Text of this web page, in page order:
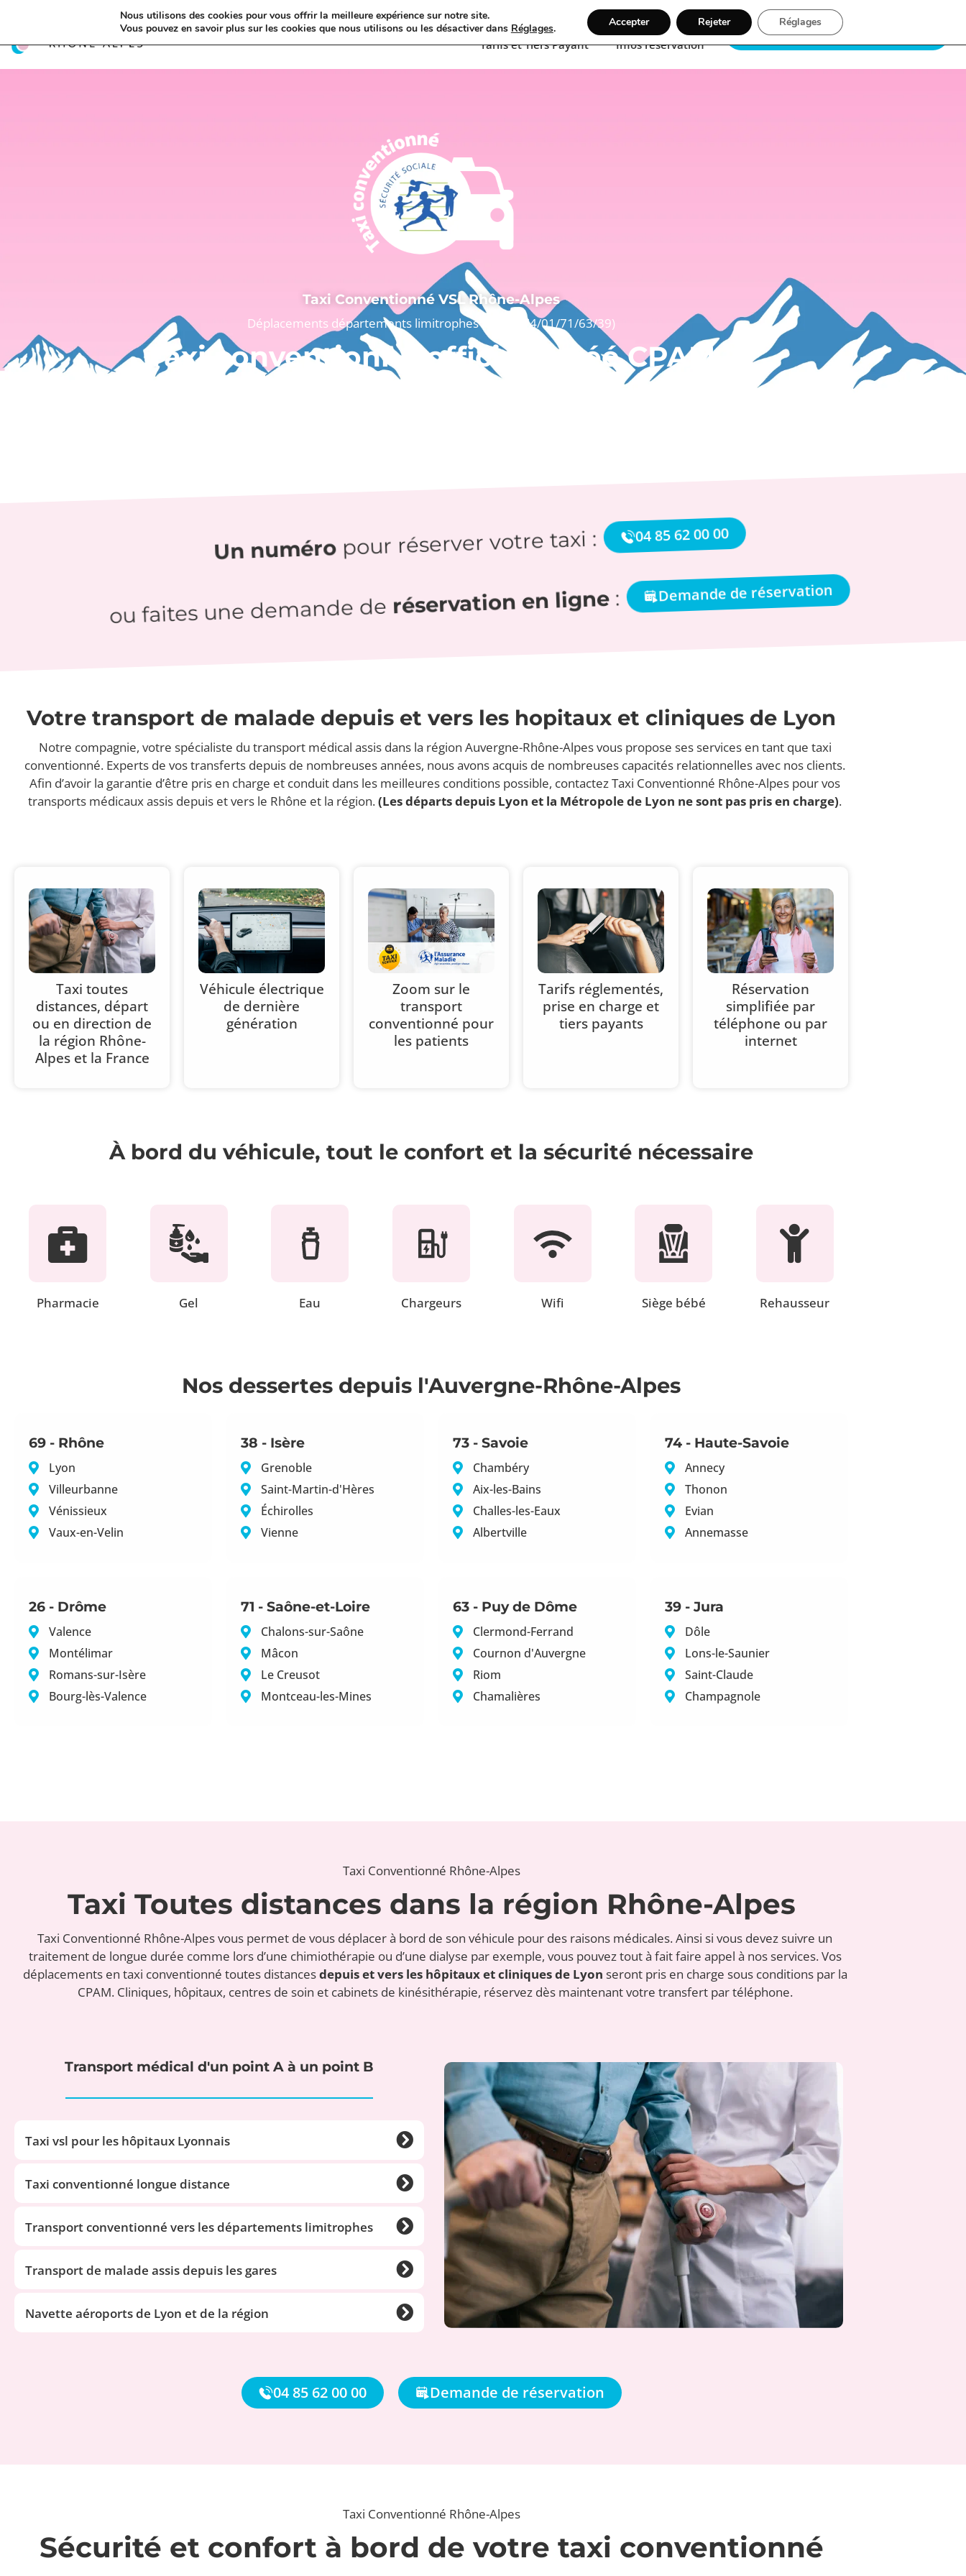
Conventionné Toutes distances Véhicule
Prise en charge
Tarifs et Tiers Payant
Infos réservation
Demande de réservation
Taxi Conventionné VSL Rhône-Alpes
Déplacements départements limitrophes (38/73/74/01/71/63/39)
Taxi conventionné officiel agréé CPAM
Au départ ou à destination des hôpitaux et cliniques de Lyon
Un numéropour réserver votre taxi : 04 85 62 00 00
ou faites une demande de réservation en ligne: Demande de réservation
Votre transport de malade depuis et vers les hopitaux et cliniques de Lyon
Notre compagnie, votre spécialiste du transport médical assis dans la région Auvergne-Rhône-Alpes vous propose ses services en tant que taxi
conventionné. Experts de vos transferts depuis de nombreuses années, nous avons acquis de nombreuses capacités relationnelles avec nos clients.
Afin d’avoir la garantie d’être pris en charge et conduit dans les meilleures conditions possible, contactez Taxi Conventionné Rhône-Alpes pour vos
transports médicaux assis depuis et vers le Rhône et la région.(Les départs depuis Lyon et la Métropole de Lyon ne sont pas pris en charge).
Taxi toutes
distances, départ
ou en direction de
la région Rhône-
Alpes et la France
Véhicule électrique
de dernière
génération
Zoom sur le
transport
conventionné pour
les patients
Tarifs réglementés,
prise en charge et
tiers payants
Réservation
simplifiée par
téléphone ou par
internet
À bord du véhicule, tout le confort et la sécurité nécessaire
Pharmacie Gel Eau Chargeurs Wifi Siège bébé Rehausseur
Nos dessertes depuis l'Auvergne-Rhône-Alpes
69 - Rhône
Lyon
Villeurbanne
Vénissieux
Vaux-en-Velin
38 - Isère
Grenoble
Saint-Martin-d'Hères
Échirolles
Vienne
73 - Savoie
Chambéry
Aix-les-Bains
Challes-les-Eaux
Albertville
74 - Haute-Savoie
Annecy
Thonon
Evian
Annemasse
26 - Drôme
Valence
Montélimar
Romans-sur-Isère
Bourg-lès-Valence
71 - Saône-et-Loire
Chalons-sur-Saône
Mâcon
Le Creusot
Montceau-les-Mines
63 - Puy de Dôme
Clermond-Ferrand
Cournon d'Auvergne
Riom
Chamalières
39 - Jura
Dôle
Lons-le-Saunier
Saint-Claude
Champagnole
Taxi Conventionné Rhône-Alpes
Taxi Toutes distances dans la région Rhône-Alpes
Taxi Conventionné Rhône-Alpes vous permet de vous déplacer à bord de son véhicule pour des raisons médicales. Ainsi si vous devez suivre un
traitement de longue durée comme lors d’une chimiothérapie ou d’une dialyse par exemple, vous pouvez tout à fait faire appel à nos services. Vos
déplacements en taxi conventionné toutes distancesdepuis et vers les hôpitaux et cliniques de Lyon seront pris en charge sous conditions par la
CPAM. Cliniques, hôpitaux, centres de soin et cabinets de kinésithérapie, réservez dès maintenant votre transfert par téléphone.
Transport médical d'un point A à un point B
Taxi vsl pour les hôpitaux Lyonnais
Taxi conventionné longue distance
Transport conventionné vers les départements limitrophes
Transport de malade assis depuis les gares
Navette aéroports de Lyon et de la région
04 85 62 00 00 Demande de réservation
Taxi Conventionné Rhône-Alpes
Sécurité et confort à bord de votre taxi conventionné
Nous utilisons des cookies pour vous offrir la meilleure expérience sur notre site.
Vous pouvez en savoir plus sur les cookies que nous utilisons ou les désactiver dans Réglages. Accepter Rejeter Réglages